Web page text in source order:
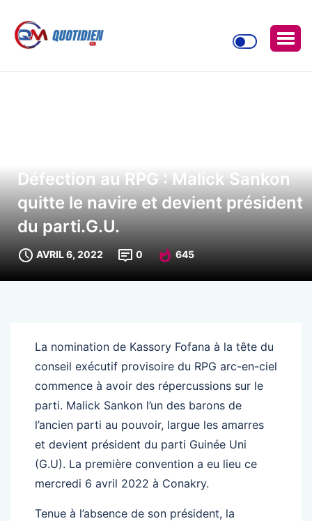
Défection au RPG : Malick Sankon
quitte le navire et devient président
du parti.G.U.
AVRIL 6, 2022 0 645
La nomination de Kassory Fofana à la tête du
conseil exécutif provisoire du RPG arc-en-ciel
commence à avoir des répercussions sur le
parti. Malick Sankon l’un des barons de
l’ancien parti au pouvoir, largue les amarres
et devient président du parti Guinée Uni
(G.U). La première convention a eu lieu ce
mercredi 6 avril 2022 à Conakry.
Tenue à l’absence de son président, la